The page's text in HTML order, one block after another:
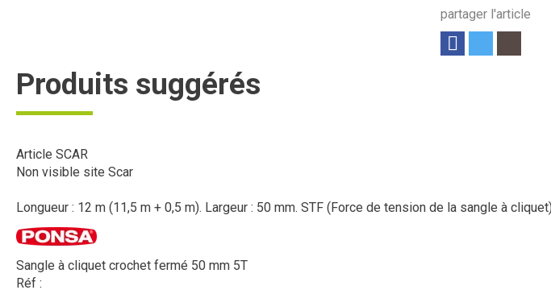
partager l'article
Produits suggérés
Article SCAR
Non visible site Scar
Longueur : 12 m (11,5 m + 0,5 m). Largeur : 50 mm. STF (Force de tension de la sangle à
Sangle à cliquet crochet fermé 50 mm 5T
Réf :